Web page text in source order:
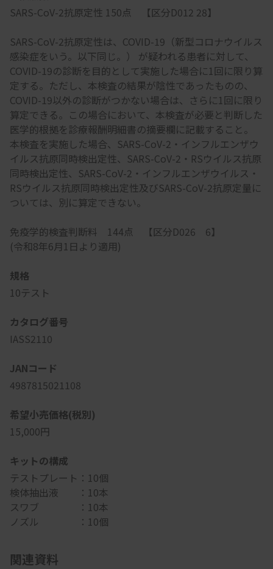
SARS-CoV-2抗原定性 150点 【区分D012 28】
SARS-CoV-2抗原定性は、COVID-19（新型コロナウイルス
感染症をいう。以下同じ。） が疑われる患者に対して、
COVID-19の診断を目的として実施した場合に1回に限り算
定する。ただし、本検査の結果が陰性であったものの、
COVID-19以外の診断がつかない場合は、さらに1回に限り
算定できる。この場合において、本検査が必要と判断した
医学的根拠を診療報酬明細書の摘要欄に記載すること。
本検査を実施した場合、SARS-CoV-2・インフルエンザウ
イルス抗原同時検出定性、SARS-CoV-2・RSウイルス抗原
同時検出定性、SARS-CoV-2・インフルエンザウイルス・
RSウイルス抗原同時検出定性及びSARS-CoV-2抗原定量に
ついては、別に算定できない。
免疫学的検査判断料 144点 【区分D026 6】
(令和8年6月1日より適用)
規格
10テスト
カタログ番号
IASS2110
JANコード
4987815021108
希望小売価格(税別)
15,000円
キットの構成
テストプレート：10個
検体抽出液 ：10本
スワブ ：10本
ノズル ：10個
関連資料